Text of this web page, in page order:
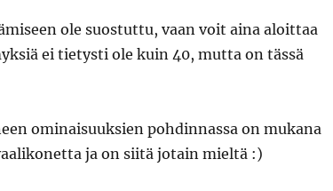
ole suostuttu, vaan voit aina aloittaa
ei tietysti ole kuin 40, mutta on tässä
ominaisuuksien pohdinnassa on mukana
ja on siitä jotain mieltä :)